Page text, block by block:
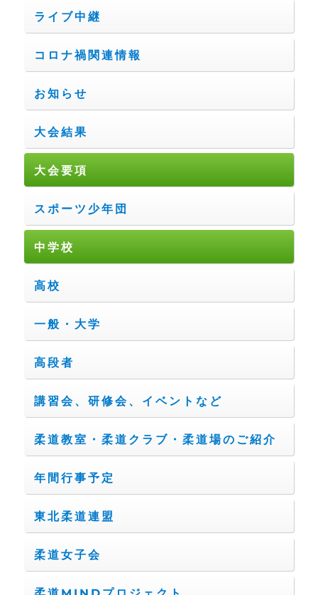
ライブ中継
コロナ禍関連情報
お知らせ
大会結果
大会要項
スポーツ少年団
中学校
高校
一般・大学
高段者
講習会、研修会、イベントなど
柔道教室・柔道クラブ・柔道場のご紹介
年間行事予定
東北柔道連盟
柔道女子会